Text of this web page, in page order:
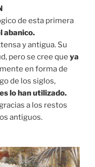
de esta primera
abanico.
y antigua. Su
pero se cree que ya
en forma de
de los siglos,
lo han utilizado.
a los restos
antiguos.